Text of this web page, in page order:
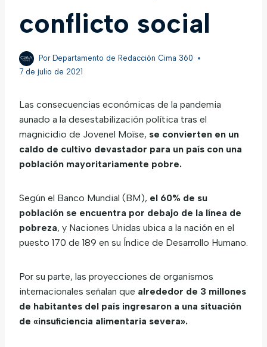
conflicto social
Por Departamento de Redacción Cima 360
7 de julio de 2021
Las consecuencias económicas de la pandemia
aunado a la desestabilización política tras el
magnicidio de Jovenel Moïse, se convierten en un
caldo de cultivo devastador para un país con una
población mayoritariamente pobre.
Según el Banco Mundial (BM), el 60% de su
población se encuentra por debajo de la línea de
pobreza, y Naciones Unidas ubica a la nación en el
puesto 170 de 189 en su Índice de Desarrollo Humano.
Por su parte, las proyecciones de organismos
internacionales señalan que alrededor de 3 millones
de habitantes del país ingresaron a una situación
de «insuficiencia alimentaria severa».